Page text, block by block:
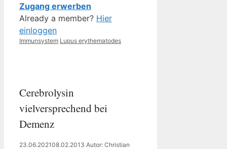
Zugang erwerben
Already a member? Hier
einloggen
Kategorien
Immunsystem Schlagwörter
Lupus erythematodes
Cerebrolysin
vielversprechend bei
Demenz
23.06.202108.02.2013 Autor: Christian